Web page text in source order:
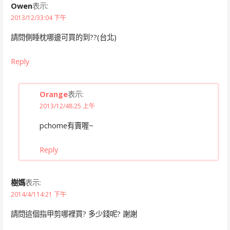
Owen表示:
2013/12/33:04 下午
請問側睡枕哪邊可買的到??(台北)
Reply
Orange表示:
2013/12/48:25 上午
pchome有賣喔~
Reply
樹媽表示:
2014/4/114:21 下午
請問這個指甲剪哪裡買? 多少錢呢? 謝謝